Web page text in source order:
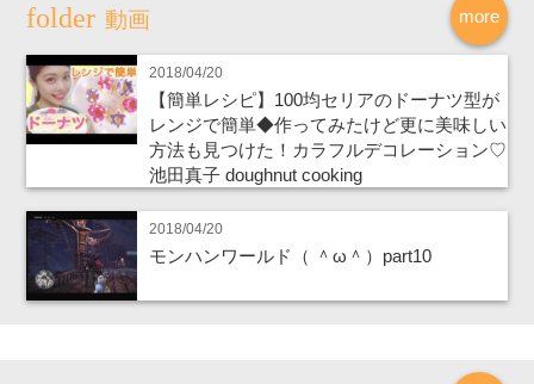
more
動画
2018/04/20
【簡単レシピ】100均セリアのドーナツ型が
レンジで簡単◆作ってみたけど更に美味しい
方法も見つけた！カラフルデコレーション♡
池田真子 doughnut cooking
2018/04/20
モンハンワールド（ ＾ω＾）part10